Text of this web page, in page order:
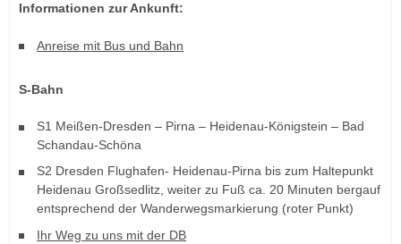
Informationen zur Ankunft:
Anreise mit Bus und Bahn
S-Bahn
S1 Meißen-Dresden – Pirna – Heidenau-Königstein – Bad
Schandau-Schöna
S2 Dresden Flughafen- Heidenau-Pirna bis zum Haltepunkt
Heidenau Großsedlitz, weiter zu Fuß ca. 20 Minuten bergauf
entsprechend der Wanderwegsmarkierung (roter Punkt)
Ihr Weg zu uns mit der DB